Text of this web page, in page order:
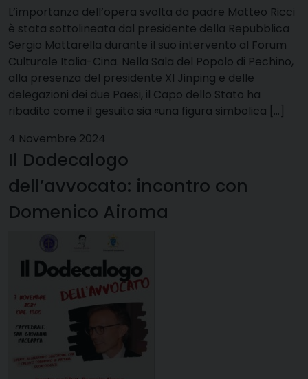
L’importanza dell’opera svolta da padre Matteo Ricci
è stata sottolineata dal presidente della Repubblica
Sergio Mattarella durante il suo intervento al Forum
Culturale Italia-Cina. Nella Sala del Popolo di Pechino,
alla presenza del presidente XI Jinping e delle
delegazioni dei due Paesi, il Capo dello Stato ha
ribadito come il gesuita sia «una figura simbolica […]
4 Novembre 2024
Il Dodecalogo
dell’avvocato: incontro con
Domenico Airoma